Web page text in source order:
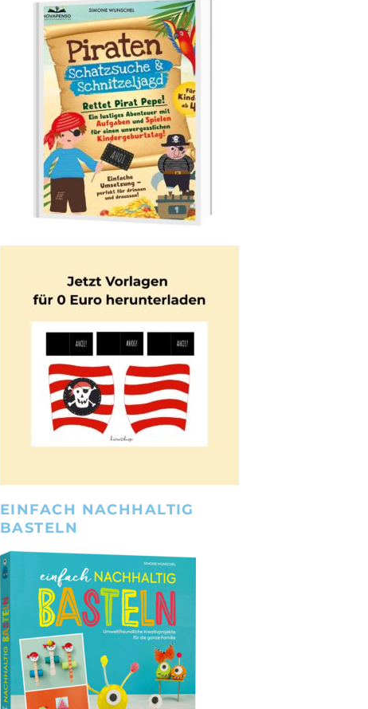
EINFACH NACHHALTIG
BASTELN